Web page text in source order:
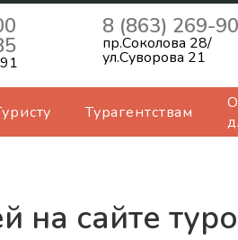
8 (863) 269-
пр.Соколова 28/
ул.Суворова 21
Турагентствам
на сайте